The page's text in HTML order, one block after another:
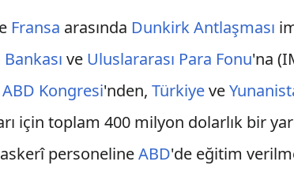
Fransa arasında Dunkirk Antlaşması
ve Uluslararası Para Fonu'na
ABD Kongresi'nden,Türkiyeve
için toplam 400 milyon dolarlık bir
personelineABD'de eğitim